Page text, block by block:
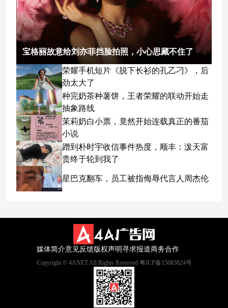
宝格丽故意给刘亦菲挡脸拍照，小心思藏不住了
荣耀手机短片《脱下长衫的孔乙刁》，后
劲太大了
种完奶茶种薯饼，王者荣耀的联动开始走
抽象路线
茉莉奶白小票，竟然开始连载真正的番茄
小说
蹭到朴时宇收信事件热度，顺丰：泼天富
贵终于轮到我了
星巴克翻车，员工被指侮辱代言人周杰伦
媒体简介意见反馈版权声明寻求报道商务合作
Copyright © 4ANET All Rights Reserved 粤ICP备15083824号